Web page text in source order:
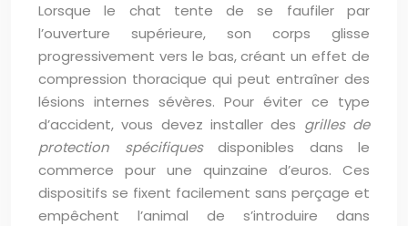
Lorsque le chat tente de se faufiler par
l’ouverture supérieure, son corps glisse
progressivement vers le bas, créant un effet de
compression thoracique qui peut entraîner des
lésions internes sévères. Pour éviter ce type
d’accident, vous devez installer des grilles de
protection spécifiquesdisponibles dans le
commerce pour une quinzaine d’euros. Ces
dispositifs se fixent facilement sans perçage et
empêchent l’animal de s’introduire dans